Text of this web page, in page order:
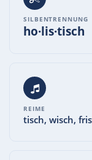
SILBENTRENNUNG
ho·lis·tisch
REIME
tisch, wisch,